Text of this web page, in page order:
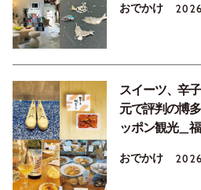
おでかけ
スイーツ、辛
元で評判の博
ッポン観光＿福
おでかけ